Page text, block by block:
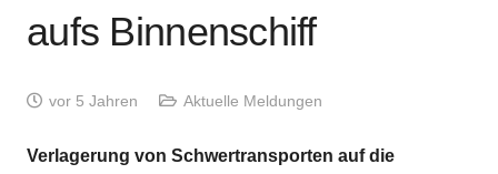
aufs Binnenschiff
vor 5 Jahren Aktuelle Meldungen
Verlagerung von Schwertransporten auf die